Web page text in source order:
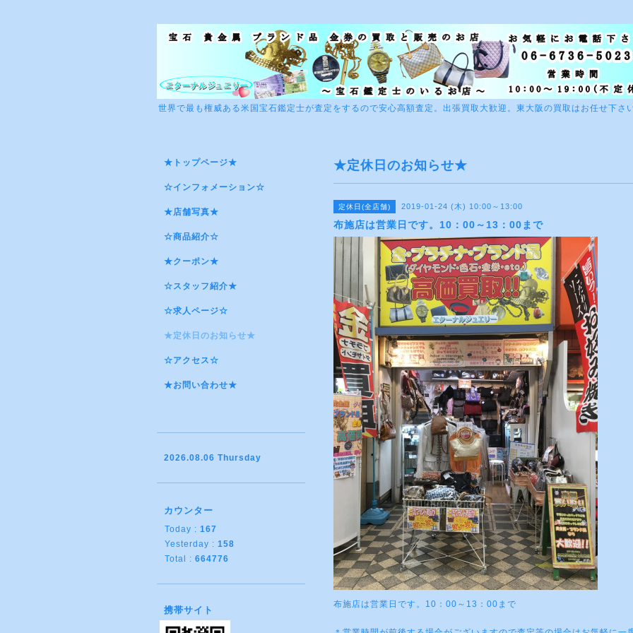
世界で最も権威ある米国宝石鑑定士が査定をするので安心高額査定。出張買取大歓迎。東大阪の買取はお任せ下さ
★定休日のお知らせ★
定休日(全店舗) 2019-01-24 (木) 10:00～13:00
布施店は営業日です。10：00～13：00まで
布施店は営業日です。10：00～13：00まで
★トップページ★
☆インフォメーション☆
★店舗写真★
☆商品紹介☆
★クーポン★
☆スタッフ紹介★
☆求人ページ☆
★定休日のお知らせ★
☆アクセス☆
★お問い合わせ★
2026.08.06 Thursday
カウンター
Today : 167
Yesterday : 158
Total : 664776
携帯サイト